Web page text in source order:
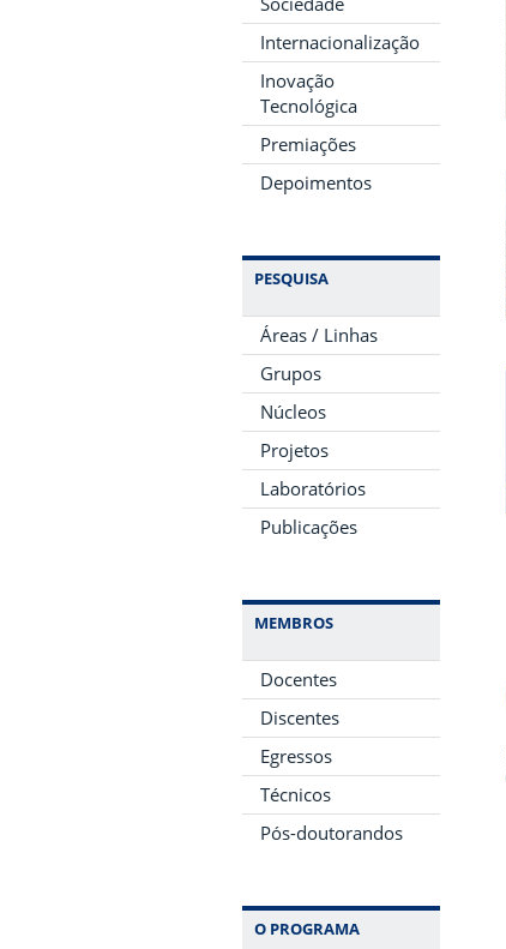
Internacionalização
Inovação
Tecnológica
Premiações
Depoimentos
PESQUISA
Áreas / Linhas
Grupos
Núcleos
Projetos
Laboratórios
Publicações
MEMBROS
Docentes
Discentes
Egressos
Técnicos
Pós-doutorandos
O PROGRAMA